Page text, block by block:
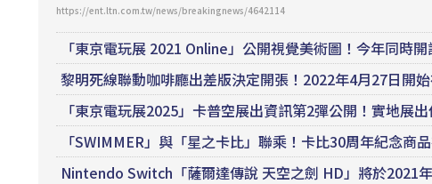
https://ent.ltn.com.tw/news/breakingnews/4642114
「東京電玩展 2021 Online」公開視覺美術圖！今年同時開
黎明死線聯動咖啡廳出差版決定開張！2022年4月27日開始
「東京電玩展2025」卡普空展出資訊第2彈公開！實地展
「SWIMMER」與「星之卡比」聯乘！卡比30周年紀念商
Nintendo Switch「薩爾達傳說 天空之劍 HD」將於2021